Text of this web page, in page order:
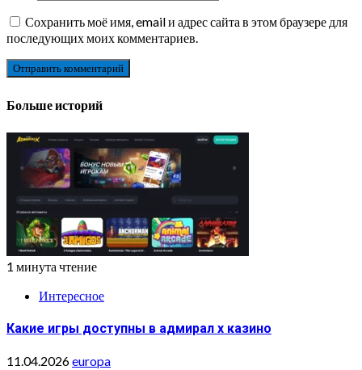
Сохранить моё имя, email и адрес сайта в этом браузере для
последующих моих комментариев.
Больше историй
1 минута чтение
Интересное
Какие игры доступны в адмирал х казино
11.04.2026europa